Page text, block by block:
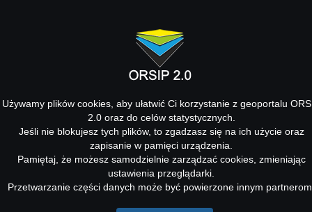
Używamy plików cookies, aby ułatwić Ci korzystanie z geoportalu
2.0 oraz do celów statystycznych.
Jeśli nie blokujesz tych plików, to zgadzasz się na ich użycie oraz
zapisanie w pamięci urządzenia.
Pamiętaj, że możesz samodzielnie zarządzać cookies, zmieniając
ustawienia przeglądarki.
Przetwarzanie części danych może być powierzone innym